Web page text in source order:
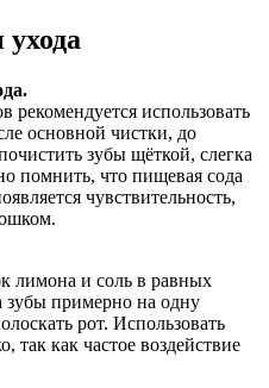
рекомендуется использовать
основной чистки, до
зубы щёткой, слегка
помнить, что пищевая сода
чувствительность,
лимона и соль в равных
зубы примерно на одну
рот. Использовать
так как частое воздействие